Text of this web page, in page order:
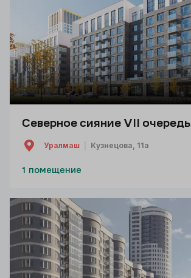
Северное сияние VII очередь
Уралмаш Кузнецова, 11а
1 помещение